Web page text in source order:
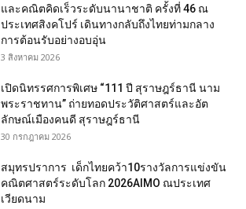
และคณิตคิดเร็วระดับนานาชาติ ครั้งที่ 46 ณ
ประเทศสิงคโปร์ เดินทางกลับถึงไทยท่ามกลาง
การต้อนรับอย่างอบอุ่น
3 สิงหาคม 2026
เปิดนิทรรศการพิเศษ “111 ปี สุราษฎร์ธานี นาม
พระราชทาน” ถ่ายทอดประวัติศาสตร์และอัต
ลักษณ์เมืองคนดี สุราษฎร์ธานี
30 กรกฎาคม 2026
สมุทรปราการ เด็กไทยคว้า10รางวัลการแข่งขัน
คณิตศาสตร์ระดับโลก 2026AIMO ณประเทศ
เวียดนาม